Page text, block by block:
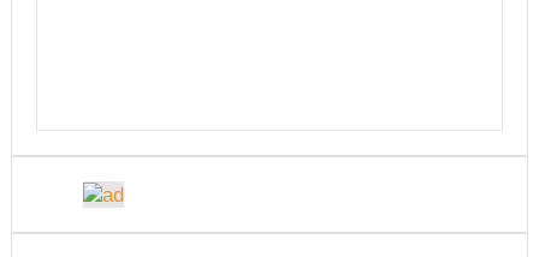
बेलकोटगढीको चौथो नगरअधिवेसनः नीति तथा कार्यक्रम
सर्वसम्मत पारित